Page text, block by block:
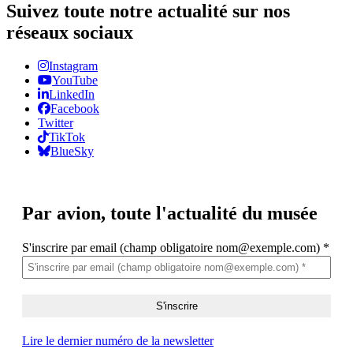
Suivez toute notre actualité sur nos
réseaux sociaux
Instagram
YouTube
LinkedIn
Facebook
Twitter
TikTok
BlueSky
Par avion, toute l'actualité du musée
S'inscrire par email (champ obligatoire nom@exemple.com) *
Lire le dernier numéro de la newsletter